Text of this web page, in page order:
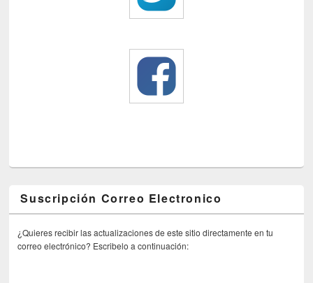
Suscripción Correo Electronico
¿Quieres recibir las actualizaciones de este sitio directamente en tu
correo electrónico? Escribelo a continuación: